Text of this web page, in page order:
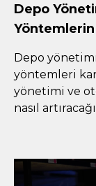
Depo
Yöntemlerin
Depo
yöntemleri
yönetimi ve
nasıl